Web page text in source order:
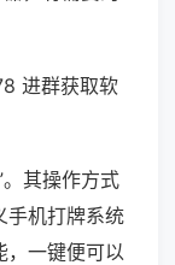
进群获取软
其操作方式
手机打牌系统
，一键便可以